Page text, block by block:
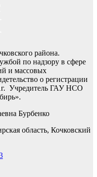
района.
по надзору в сфере
и массовых
о регистрации
Учредитель ГАУ НСО
Бурбенко
область, Кочковский